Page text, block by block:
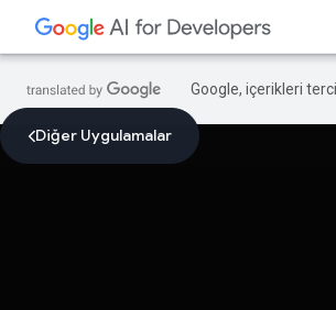
Google, içerikleri
Diğer Uygulamalar